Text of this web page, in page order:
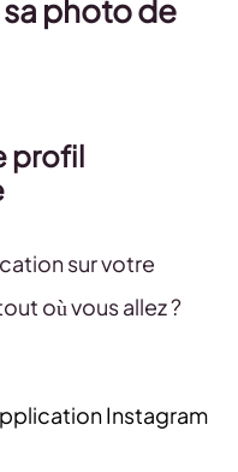
photo de
profil
sur votre
où vous allez ?
Instagram